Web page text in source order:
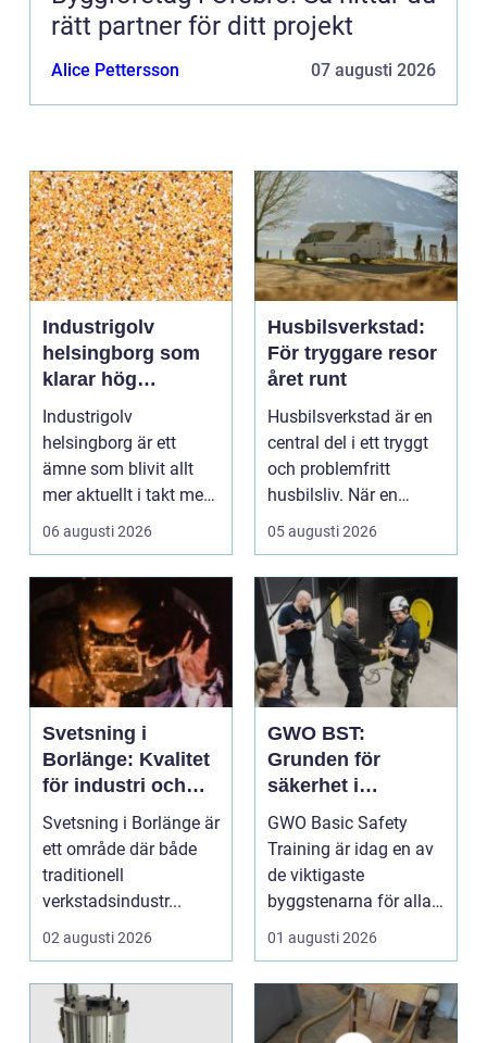
rätt partner för ditt projekt
Alice Pettersson 07 augusti 2026
Industrigolv
helsingborg som
klarar hög
belastning och
tuffa krav
Industrigolv
helsingborg är ett
ämne som blivit allt
mer aktuellt i takt med
att fler verksamheter
06 augusti 2026
Husbilsverkstad:
För tryggare resor
året runt
Husbilsverkstad är en
central del i ett tryggt
och problemfritt
husbilsliv. När en
husbil ...
05 augusti 2026
Svetsning i
Borlänge: Kvalitet
för industri och
konstruktion
Svetsning i Borlänge är
ett område där både
traditionell
verkstadsindustr...
02 augusti 2026
GWO BST:
Grunden för
säkerhet i
vindkraftsbransch
en
GWO Basic Safety
Training är idag en av
de viktigaste
byggstenarna för alla
som vill arbet...
01 augusti 2026